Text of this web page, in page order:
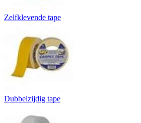
Zelfklevende tape
Dubbelzijdig tape